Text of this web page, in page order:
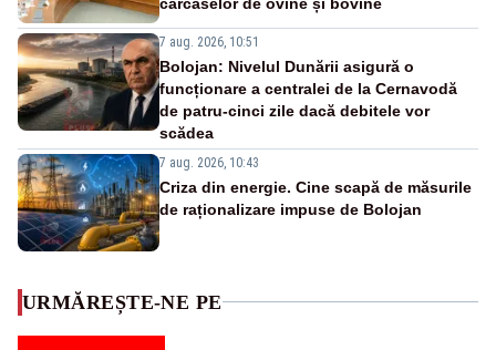
7 aug. 2026, 10:51
Bolojan: Nivelul Dunării asigură o
funcționare a centralei de la Cernavodă
de patru-cinci zile dacă debitele vor
scădea
7 aug. 2026, 10:43
Criza din energie. Cine scapă de măsurile
de raționalizare impuse de Bolojan
URMĂREȘTE-NE PE